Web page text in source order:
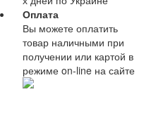
Оплата
Вы можете оплатить
товар наличными при
получении или картой в
режиме on-line на сайте